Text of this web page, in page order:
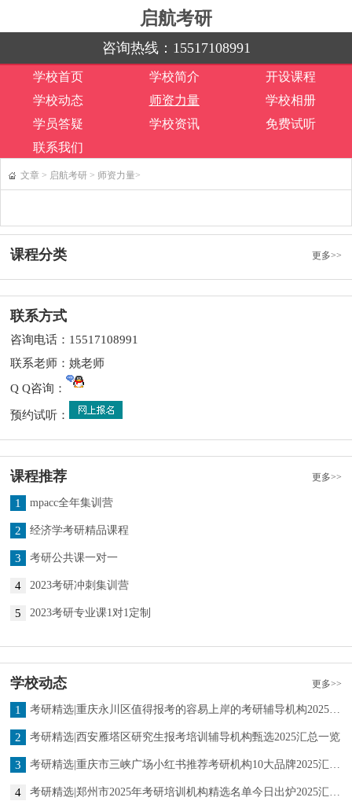
启航考研
咨询热线： 15517108991
学校首页 学校简介
开设课程
学校动态
师资力量
学校相册
学员答疑
学校资讯
免费试听
联系我们
文章 > 启航考研 > 师资力量>
更多>>
课程分类
联系方式
咨询电话：15517108991
联系老师：姚老师
Q Q咨询：
预约试听：
更多>>
课程推荐
1 mpacc全年集训营
2 经济学考研精品课程
3 考研公共课一对一
4 2023考研冲刺集训营
5 2023考研专业课1对1定制
更多>>
学校动态
1 考研精选|重庆永川区值得报考的容易上岸的考研辅导机构2025汇总一览
2 考研精选|西安雁塔区研究生报考培训辅导机构甄选2025汇总一览
3 考研精选|重庆市三峡广场小红书推荐考研机构10大品牌2025汇总一览
4 考研精选|郑州市2025年考研培训机构精选名单今日出炉2025汇总一览